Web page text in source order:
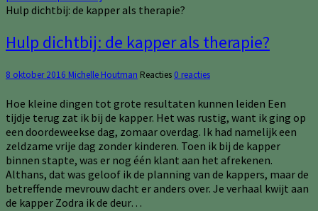
Hulp dichtbij: de kapper als therapie?
Hulp dichtbij: de kapper als therapie?
8 oktober 2016 Michelle Houtman Reacties 0 reacties
Hoe kleine dingen tot grote resultaten kunnen leiden Een
tijdje terug zat ik bij de kapper. Het was rustig, want ik ging op
een doordeweekse dag, zomaar overdag. Ik had namelijk een
zeldzame vrije dag zonder kinderen. Toen ik bij de kapper
binnen stapte, was er nog één klant aan het afrekenen.
Althans, dat was geloof ik de planning van de kappers, maar de
betreffende mevrouw dacht er anders over. Je verhaal kwijt aan
de kapper Zodra ik de deur…